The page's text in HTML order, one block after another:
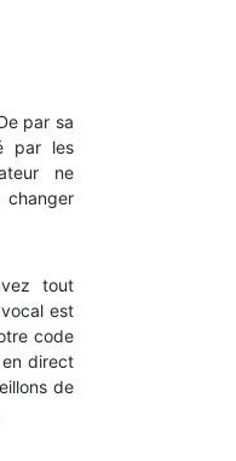
par sa
par les
ne
tout
est
code
en direct
de